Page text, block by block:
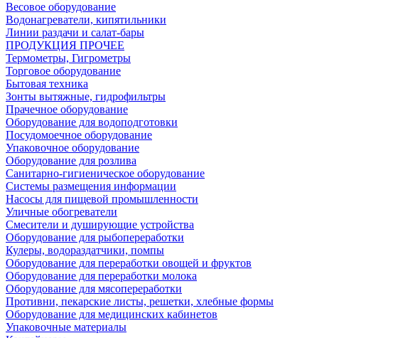
Весовое оборудование
Водонагреватели, кипятильники
Линии раздачи и салат-бары
ПРОДУКЦИЯ ПРОЧЕЕ
Термометры, Гигрометры
Торговое оборудование
Бытовая техника
Зонты вытяжные, гидрофильтры
Прачечное оборудование
Оборудование для водоподготовки
Посудомоечное оборудование
Упаковочное оборудование
Оборудование для розлива
Санитарно-гигиеническое оборудование
Системы размещения информации
Насосы для пищевой промышленности
Уличные обогреватели
Смесители и душирующие устройства
Оборудование для рыбопереработки
Кулеры, водораздатчики, помпы
Оборудование для переработки овощей и фруктов
Оборудование для переработки молока
Оборудование для мясопереработки
Противни, пекарские листы, решетки, хлебные формы
Оборудование для медицинских кабинетов
Упаковочные материалы